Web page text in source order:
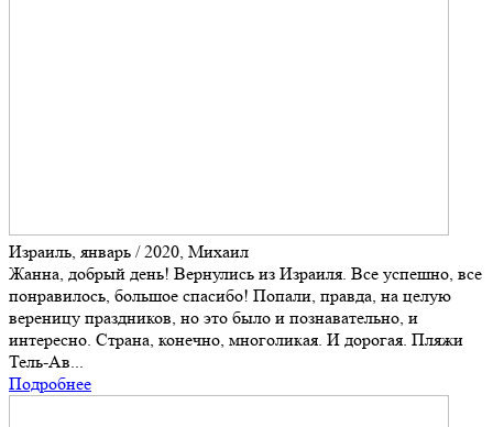
Израиль, январь / 2020, Михаил
Жанна, добрый день! Вернулись из Израиля. Все успешно, все
понравилось, большое спасибо! Попали, правда, на целую
вереницу праздников, но это было и познавательно, и
интересно. Страна, конечно, многоликая. И дорогая. Пляжи
Тель-Ав...
Подробнее